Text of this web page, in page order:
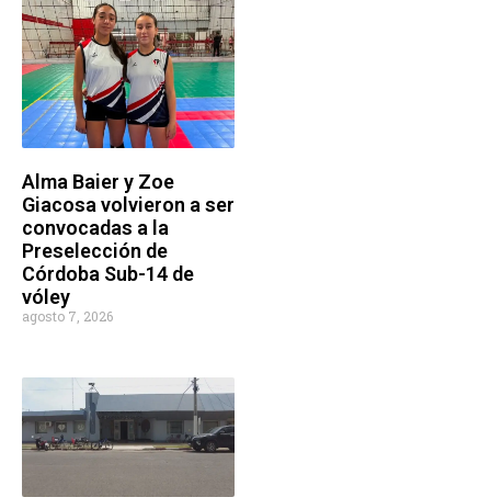
Alma Baier y Zoe
Giacosa volvieron a ser
convocadas a la
Preselección de
Córdoba Sub-14 de
vóley
agosto 7, 2026